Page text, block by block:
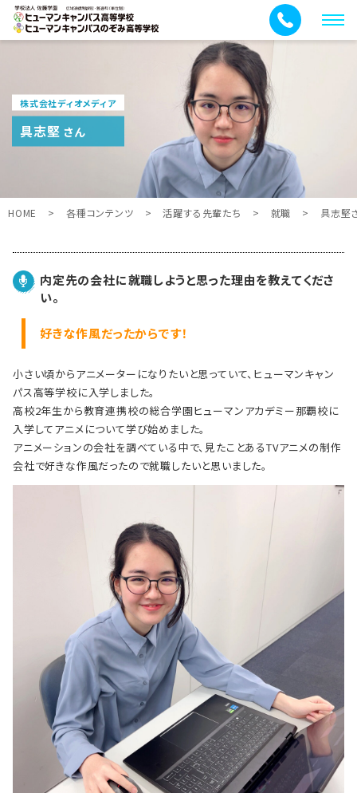
メ
株式会社ディオメディア
具志堅 さん
HOME > 各種コンテンツ > 活躍する先輩たち > 就職 > 具志堅
内定先の会社に就職しようと思った理由を教えてくださ
い。
好きな作風だったからです！
小さい頃からアニメーターになりたいと思っていて、ヒューマンキャン
パス高等学校に入学しました。
高校2年生から教育連携校の総合学園ヒューマンアカデミー那覇校に
入学してアニメについて学び始めました。
アニメーションの会社を調べている中で、見たことあるTVアニメの制作
会社で好きな作風だったので就職したいと思いました。